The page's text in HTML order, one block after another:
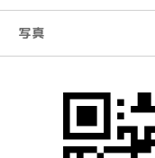
写真